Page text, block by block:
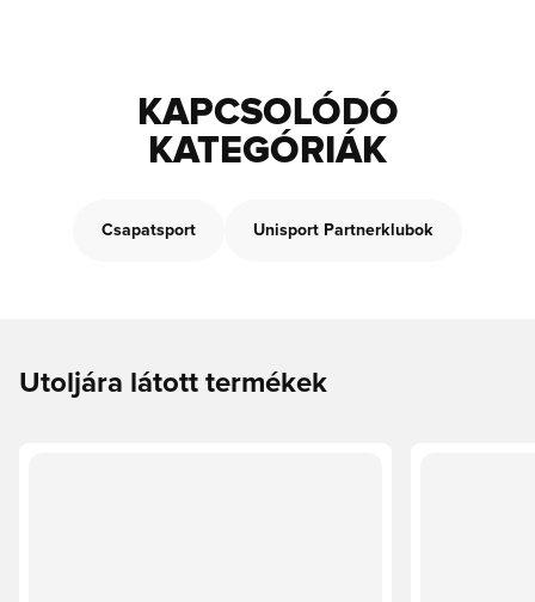
KAPCSOLÓDÓ
KATEGÓRIÁK
Csapatsport Unisport Partnerklubok
Utoljára látott termékek